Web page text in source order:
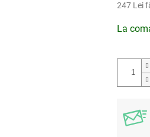
247 Lei
preţ:
La